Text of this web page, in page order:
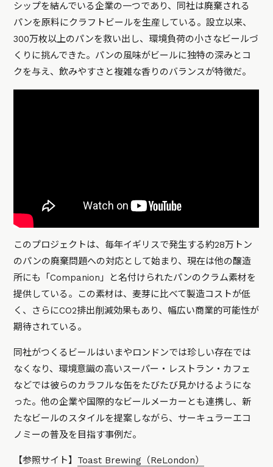
シップを結んでいる企業の一つであり、同社は廃棄される
パンを原料にクラフトビールを生産している。設立以来、
300万枚以上のパンを救い出し、環境負荷の小さなビールづ
くりに挑んできた。パンの風味がビールに独特の深みとコ
クを与え、飲みやすさと複雑な香りのバランスが特徴だ。
このプロジェクトは、毎年イギリスで発生する約28万トン
のパンの廃棄問題への対応として始まり、現在は他の醸造
所にも「Companion」と名付けられたパンのクラム素材を
提供している。この素材は、麦芽に比べて製造コストが低
く、さらにCO2排出削減効果もあり、幅広い商業的可能性が
期待されている。
同社がつくるビールはいまやロンドンでは珍しい存在では
なくなり、環境意識の高いスーパー・レストラン・カフェ
などでは彼らのカラフルな缶をたびたび見かけるようにな
った。他の企業や国際的なビールメーカーとも連携し、新
たなビールのスタイルを提案しながら、サーキュラーエコ
ノミーの普及を目指す事例だ。
【参照サイト】 Toast Brewing（ReLondon）